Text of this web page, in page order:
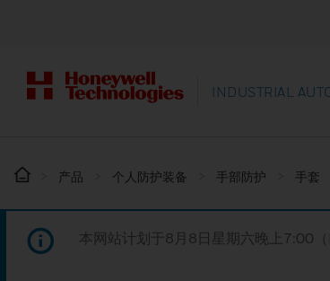
INDUSTRIAL
产品 个人防护装备 手部防护 手套
本网站计划于8月8日星期六晚上7:00